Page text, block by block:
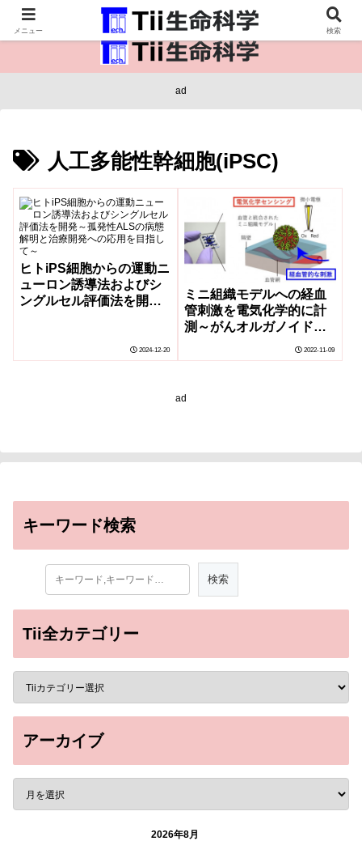
医療保健・生命・生物の情報インフラ。
ad
人工多能性幹細胞(iPSC)
ヒトiPS細胞からの運動ニ
ューロン誘導法およびシ
ングルセル評価法を開発
2024-12-20
ミニ組織モデルへの経血
管刺激を電気化学的に計
測～がんオルガノイドを
用いた薬剤評価システム
へ展開～
2022-11-09
ad
キーワード検索
Tii全カテゴリー
アーカイブ
2026年8月
メニュー 検索